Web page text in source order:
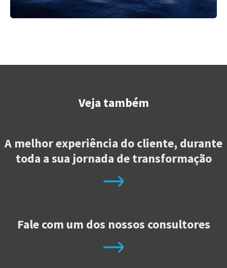
Óleo e Gás
Leia mais
Veja também
Fale com um dos nossos consultores
A melhor experiência do cliente, durante
toda a sua jornada de transformação